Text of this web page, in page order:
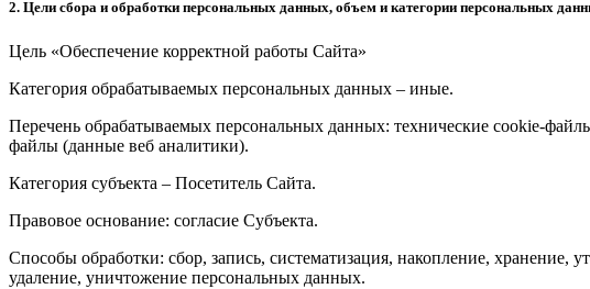
2. Цели сбора и обработки персональных данных, объем и категории персональных
Цель «Обеспечение корректной работы Сайта»
Категория обрабатываемых персональных данных – иные.
Перечень обрабатываемых персональных данных: технические cookie-
файлы (данные веб аналитики).
Категория субъекта – Посетитель Сайта.
Правовое основание: согласие Субъекта.
Способы обработки: сбор, запись, систематизация, накопление, хранение,
удаление, уничтожение персональных данных.